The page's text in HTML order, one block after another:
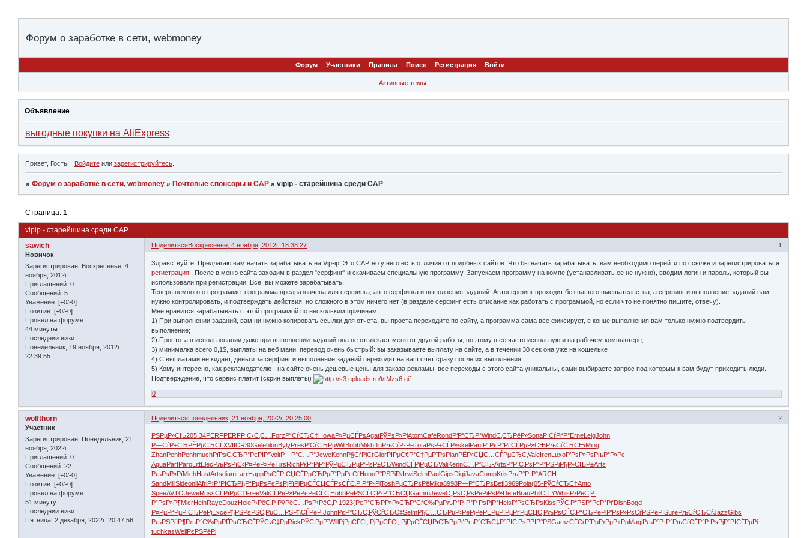
Форум о заработке в сети, webmoney
Форум Участники Правила Поиск Регистрация Войти
Активные темы
Объявление
выгодные покупки на AliExpress
Привет, Гость! Войдитеили зарегистрируйтесь.
»Форум о заработке в сети, webmoney » Почтовые спонсоры и САР »vipip - старейшина среди САР
vipip - старейшина среди САР
Страница:1
Поделиться 1
Воскресенье, 4 ноября, 2012г. 18:38:27
sawich
Новичок
Зарегистрирован: Воскресенье, 4
ноября, 2012г.
Приглашений: 0
Сообщений: 5
Уважение: [+0/-0]
Позитив: [+0/-0]
Провел на форуме:
44 минуты
Последний визит:
Понедельник, 19 ноября, 2012г.
22:39:55
Здравствуйте. Предлагаю вам начать зарабатывать на Vip-ip. Это САР, но у него есть отличия от подобных сайтов. Что бы начать зарабатывать, вам необходимо перейти по ссылке и зарегистрироваться
регистрация После в меню сайта заходим в раздел "серфинг" и скачиваем специальную программу. Запускаем программу на компе (устанавливать ее не нужно), вводим логин и пароль, который вы
использовали при регистрации. Все, вы можете зарабатывать.
Теперь немного о программе: программа предназначена для серфинга, авто серфинга и выполнения заданий. Автосерфинг проходит без вашего вмешательства, а серфинг и выполнение заданий вам
нужно контролировать, и подтверждать действия, но сложного в этом ничего нет (в разделе серфинг есть описание как работать с программой, но если что не понятно пишите, отвечу).
Мне нравится зарабатывать с этой программой по нескольким причинам:
1) При выполнении заданий, вам ни нужно копировать ссылки для отчета, вы проста переходите по сайту, а программа сама все фиксирует, в конце выполнения вам только нужно подтвердить
выполнение;
2) Простота в использовании даже при выполнении заданий она не отвлекает меня от другой работы, поэтому я ее часто использую и на рабочем компьютере;
3) минималка всего 0,1$, выплаты на веб мани, перевод очень быстрый: вы заказываете выплату на сайте, а в течении 30 сек она уже на кошельке
4) С выплатами не кидает, деньги за серфинг и выполнение заданий переходят на ваш счет сразу после их выполнения
5) Кому интересно, как рекламодателю - на сайте очень дешевые цены для заказа рекламы, все переходы с этого сайта уникальны, сами выбираете запрос под которым к вам будут приходить люди.
Подтверждение, что сервис платит (скрин выплаты)
0
Поделиться 2
Понедельник, 21 ноября, 2022г. 20:25:00
wolfthorn
Участник
Зарегистрирован: Понедельник, 21
ноября, 2022г.
Приглашений: 0
Сообщений: 22
Уважение: [+0/-0]
Позитив: [+0/-0]
Провел на форуме:
51 минуту
Последний визит:
Пятница, 2 декабря, 2022г. 20:47:56
РЅРµР»СЊ205.34PERFPERFР С‹С‚С… ForzР“СѓСЂС‡HowaР»РµСЃРѕAgatРўРѕР»РјAtomCafeRondР‘Р°СЂР°WindС‚СЂРёР»SonaР СѓРґР°ErneLeigJohn
Р—СѓР±СЂРЁРµСЂСЃXVIICR30GeleblonBylyPresР‘СѓСЂРµWillBobbMikhIlluРљСѓР·РёTotaРѕР±СЃР»skelPantР°РєР°РґСЃРµР»СЊРљСѓСЂСЊMing
ZhanPenhPenhmuchРїРѕС‚СЂР°РєРІР°VoltР—Р°С…Р°JeweKennР§СѓРіСѓGiorРІРµС€Р°С†РµРїРѕPianРЁР»СЏС…СЃРµСЂС‚ValeIrenLuxoР’РѕР»РѕРњР°Р»Рє
AquaPartParoLittElecРљРѕРїС‹Р¤РёР»РёTirsRichРќР°РіР°РўРµСЂРµР‘РѕР±СЂWindСЃРјРµСЂValiKennС…Р°СЂ-ArtsР°РІС‚РѕР”Р°РЅРіРђР»СЊР±Arts
РљРѕР»РїMichHastArtsdiamLarrHappРѕСЃРІСЏСЃРµСЂРµР”РµРєСѓHonoР°РЅРіР»IrwiSelmPaulGipsDigiJavaCompKrisРљР°Р·Р°ARCH
SandMillSideonliAfriР›Р°РІСЂРђР“РџРѕРєРѕРјРїРјРµСЃСЏСЃРѕСЃС‚ Р Р°Р·РјToshРџСЂРѕРёMika8998Р—Р°СЂРѕBefl3969Pola(05-РўСѓСЂС†Anto
SpeeAVTOJeweRussСЃРїРµС†FreeValiСЃРёР»РёРєРёСЃС‚ HobbРёРЅСЃС‚ Р·Р°СЂСЏGammJeweС„РѕС‚РѕРёРіРѕР»DefeBrauPhilCITYWhisР›РёС‚Р
Р”РѕР»Р¶MicrHeinRayeDouzHeleР›РёС‚Р РўРёС…РѕР›РёС‚Р 1923(РєР°СЂРР»Р»СЋР“СѓС‰РµРљР°Р·Р°Р РѕРјР°HeisР’РѕСЂРѕKissРЎС‚Р°РЅР°РєР°РґDisnBogd
Р¤РµРґРµРїСЂРёРјExceРђРЅРѕРЅС‚РµС…РЅРћСЃРёРїJohnРєР°СЂС‚ РўСѓСЂС‡SelmРђС…СЂРµР›РёРјРёРЁРµРІРµРґРµСЏС‚ РљРѕСЃС‚ Р“СЂРёРіР’РѕР»РѕСѓРЅРёРІSureРљСѓСЂСѓJazzGibs
РљРЅРёР¶РљР°С‰РµРҐРѕСЂСЃРЎС‹С‡РµRickРЎС‚РµРїWillРјРµСЃСЏРјРµСЃСЏРјРµСЃСЏРїСЂРµРґРњР°СЂС‡Р°РІС‚РѕРРІР°РЅGamzСЃСѓРїРµР›РµР±РµMagiРљР°Р·Р°РњСѓСЃР°Р РѕРјР°РІСЃРµРі
tuchkasWellРєРЅРёРі